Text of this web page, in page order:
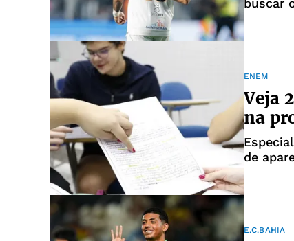
buscar
ENEM
Veja
na
de
E.C.BAHIA